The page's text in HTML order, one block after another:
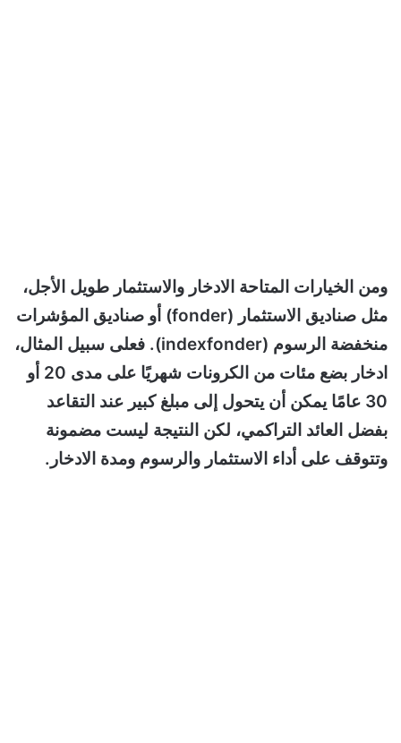
ومن الخيارات المتاحة الادخار والاستثمار طويل الأجل،
مثل صناديق الاستثمار (fonder) أو صناديق المؤشرات
منخفضة الرسوم (indexfonder). فعلى سبيل المثال،
ادخار بضع مئات من الكرونات شهريًا على مدى 20 أو
30 عامًا يمكن أن يتحول إلى مبلغ كبير عند التقاعد
بفضل العائد التراكمي، لكن النتيجة ليست مضمونة
وتتوقف على أداء الاستثمار والرسوم ومدة الادخار.